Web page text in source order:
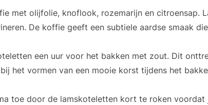
met olijfolie, knoflook, rozemarijn en citroensap.
De koffie geeft een subtiele aardse smaak
een uur voor het bakken met zout. Dit
het vormen van een mooie korst tijdens het
toe door de lamskoteletten kort te roken voordat